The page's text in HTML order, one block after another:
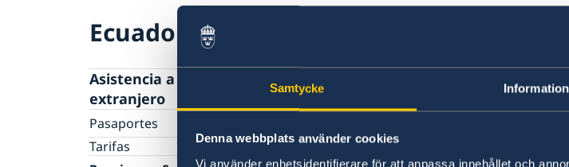
Samtycke Information
Denna webbplats använder cookies
Vi använder enhetsidentifierare för att anpassa innehållet och
Ecuador
Asistencia a suecos en el
extranjero
Pasaportes
Renovación de pasaporte sueco para mayores
Tarifas
Ambassaden kan inte
information om eller
Du bör istället kontakta